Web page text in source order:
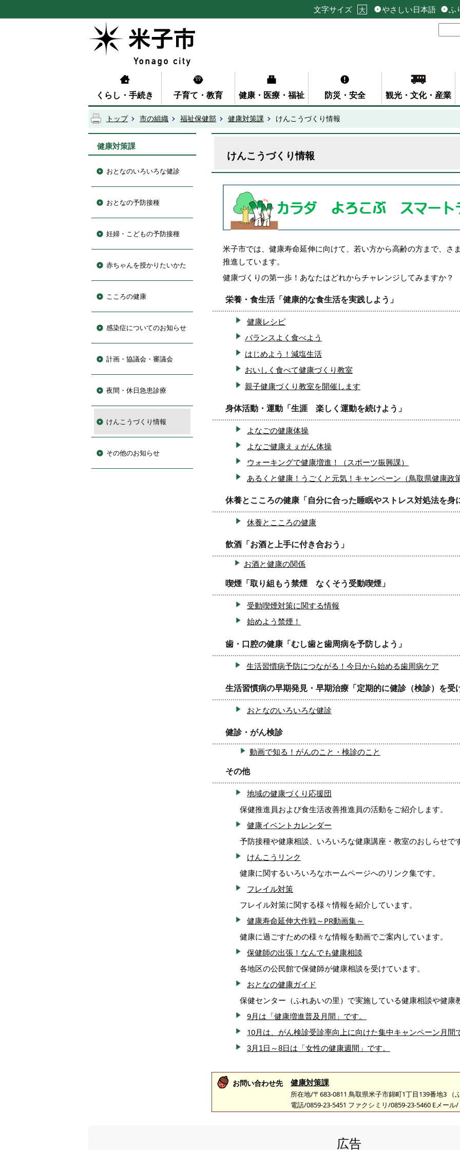
文字サイズ 大 やさしい日本語 ふ
くらし・手続き 子育て・教育 健康・医療・福祉 防災・安全 観光・文化・産業
トップ 市の組織 福祉保健部 健康対策課 けんこうづくり情報
健康対策課
おとなのいろいろな健診
おとなの予防接種
妊婦・こどもの予防接種
赤ちゃんを授かりたいかた
こころの健康
感染症についてのお知らせ
計画・協議会・審議会
夜間・休日急患診療
けんこうづくり情報
その他のお知らせ
けんこうづくり情報
米子市では、健康寿命延伸に向けて、若い方から高齢の方まで、さ
推進しています。
健康づくりの第一歩！あなたはどれからチャレンジしてみますか？
栄養・食生活「健康的な食生活を実践しよう」
健康レシピ
バランスよく食べよう
はじめよう！減塩生活
おいしく食べて健康づくり教室
親子健康づくり教室を開催します
身体活動・運動「生涯 楽しく運動を続けよう」
よなごの健康体操
よなご健康えぇがん体操
ウォーキングで健康増進！（スポーツ振興課）
あるくと健康！うごくと元気！キャンペーン（鳥取県健康政
休養とこころの健康「自分に合った睡眠やストレス対処法を身
休養とこころの健康
飲酒「お酒と上手に付き合おう」
お酒と健康の関係
喫煙「取り組もう禁煙 なくそう受動喫煙」
受動喫煙対策に関する情報
始めよう禁煙！
歯・口腔の健康「むし歯と歯周病を予防しよう」
生活習慣病予防につながる！今日から始める歯周病ケア
生活習慣病の早期発見・早期治療「定期的に健診（検診）を
おとなのいろいろな健診
健診・がん検診
動画で知る！がんのこと・検診のこと
その他
地域の健康づくり応援団
保健推進員および食生活改善推進員の活動をご紹介します。
健康イベントカレンダー
予防接種や健康相談、いろいろな健康講座・教室のおしらせで
けんこうリンク
健康に関するいろいろなホームページへのリンク集です。
フレイル対策
フレイル対策に関する様々情報を紹介しています。
健康寿命延伸大作戦～PR動画集～
健康に過ごすための様々な情報を動画でご案内しています。
保健師の出張！なんでも健康相談
各地区の公民館で保健師が健康相談を受けています。
おとなの健康ガイド
保健センター（ふれあいの里）で実施している健康相談や健康
9月は「健康増進普及月間」です。
10月は、がん検診受診率向上に向けた集中キャンペーン月間
3月1日～8日は「女性の健康週間」です。
お問い合わせ先 健康対策課
所在地/〒683-0811 鳥取県米子市錦町1丁目139番地3 （
電話/0859-23-5451 ファクシミリ/0859-23-5460 Eメール/
広告